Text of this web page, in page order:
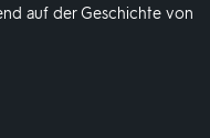
auf der Geschichte von